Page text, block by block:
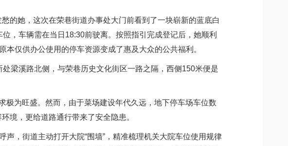
她，这次在荣巷街道办事处大门前看到了一块崭新的蓝底白
，车辆需在当日18:30前驶离。按照指引完成登记后，她顺利
仅供办公使用的停车资源变成了惠及大众的公共福利。
溪路北侧，与荣巷历史文化街区一路之隔，西侧150米便是
为旺盛。然而，由于菜场建设年代久远，地下停车场车位数
境，更给道路通行带来了安全隐患。
，街道主动打开大院“围墙”，精准梳理机关大院车位使用规律